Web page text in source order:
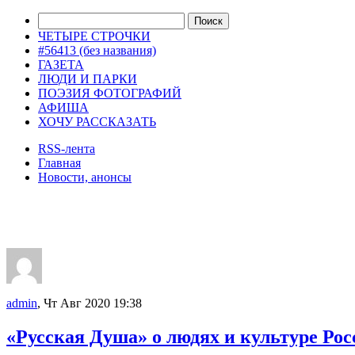
ЧЕТЫРЕ СТРОЧКИ
#56413 (без названия)
ГАЗЕТА
ЛЮДИ И ПАРКИ
ПОЭЗИЯ ФОТОГРАФИЙ
АФИША
ХОЧУ РАССКАЗАТЬ
RSS-лента
Главная
Новости, анонсы
admin, Чт Авг 2020 19:38
«Русская Душа» о людях и культуре